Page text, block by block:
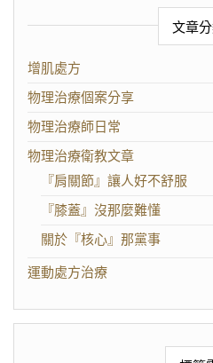
文章
增肌處方
物理治療個案分享
物理治療師日常
物理治療衛教文章
『肩關節』讓人好不舒服
『膝蓋』沒那麼難懂
關於『核心』那黨事
運動處方治療